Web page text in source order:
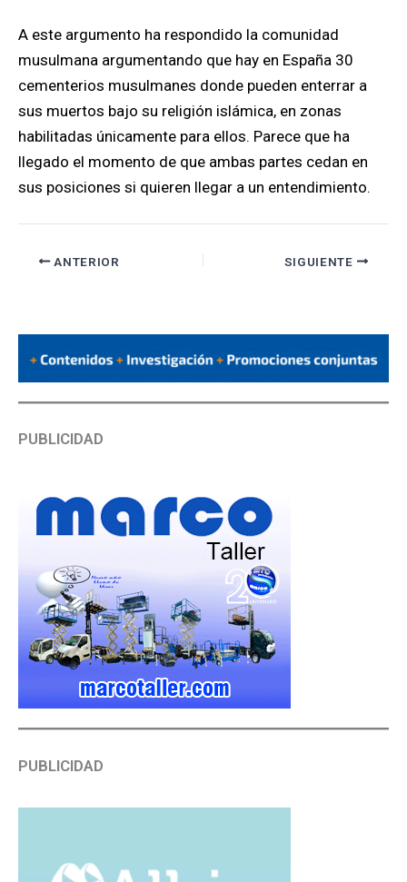
A este argumento ha respondido la comunidad
musulmana argumentando que hay en España 30
cementerios musulmanes donde pueden enterrar a
sus muertos bajo su religión islámica, en zonas
habilitadas únicamente para ellos. Parece que ha
llegado el momento de que ambas partes cedan en
sus posiciones si quieren llegar a un entendimiento.
ANTERIOR SIGUIENTE
PUBLICIDAD
PUBLICIDAD